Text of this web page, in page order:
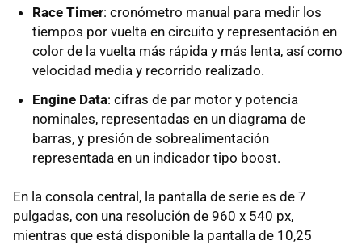
Race Timer: cronómetro manual para medir los
tiempos por vuelta en circuito y representación en
color de la vuelta más rápida y más lenta, así como
velocidad media y recorrido realizado.
Engine Data: cifras de par motor y potencia
nominales, representadas en un diagrama de
barras, y presión de sobrealimentación
representada en un indicador tipo boost.
En la consola central, la pantalla de serie es de 7
pulgadas, con una resolución de 960 x 540 px,
mientras que está disponible la pantalla de 10,25